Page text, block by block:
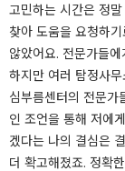
고민하는 시간은 정
찾아 도움을 요청하
않았어요. 전문가들
하지만 여러 탐정사
심부름센터의 전문가
인 조언을 통해 저에게
겠다는 나의 결심은
더 확고해졌죠. 정확